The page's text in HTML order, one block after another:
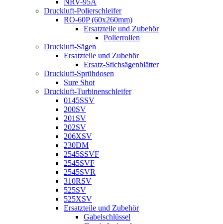
NRV-95A
Druckluft-Polierschleifer
RO-60P (60x260mm)
Ersatzteile und Zubehör
Polierrollen
Druckluft-Sägen
Ersatzteile und Zubehör
Ersatz-Stichsägenblätter
Druckluft-Sprühdosen
Sure Shot
Druckluft-Turbinenschleifer
0145SSV
200SV
201SV
202SV
206XSV
230DM
2545SSVF
2545SVF
2545SVR
310RSV
525SV
525XSV
Ersatzteile und Zubehör
Gabelschlüssel